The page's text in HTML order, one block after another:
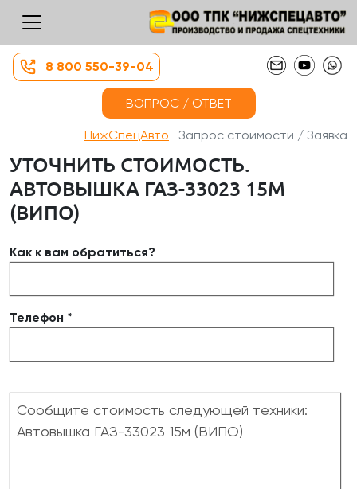
8 800 550-39-04
ВОПРОС / ОТВЕТ
НижСпецАвто Запрос стоимости / Заявка
УТОЧНИТЬ СТОИМОСТЬ.
АВТОВЫШКА ГАЗ-33023 15М
(ВИПО)
Как к вам обратиться?
Телефон *